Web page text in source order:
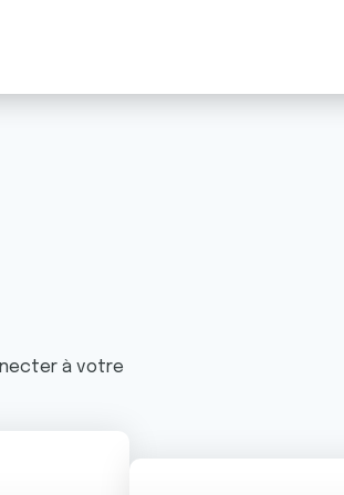
à votre